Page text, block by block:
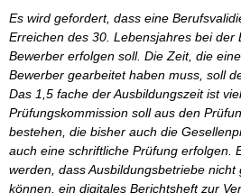
Es wird gefordert, dass eine
Erreichen des 30. Lebensjahres bei der
Bewerber erfolgen soll. Die Zeit, die
Bewerber gearbeitet haben muss, soll
Das 1,5 fache der Ausbildungszeit ist
Prüfungskommission soll aus den
bestehen, die bisher auch die
auch eine schriftliche Prüfung erfolgen.
werden, dass Ausbildungsbetriebe nicht
können, ein digitales Berichtsheft zur